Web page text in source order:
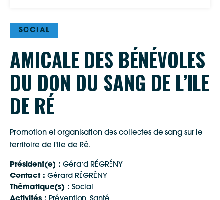
SOCIAL
AMICALE DES BÉNÉVOLES
DU DON DU SANG DE L’ILE
DE RÉ
Promotion et organisation des collectes de sang sur le
territoire de l'Ile de Ré.
Président(e) : Gérard RÉGRÉNY
Contact : Gérard RÉGRÉNY
Thématique(s) : Social